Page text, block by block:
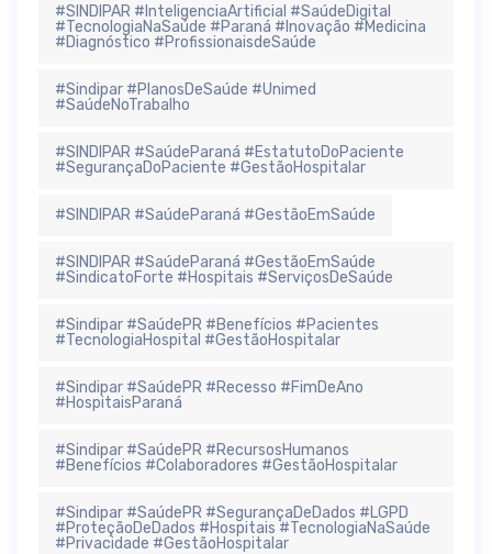
#SINDIPAR #InteligenciaArtificial #SaúdeDigital
#TecnologiaNaSaúde #Paraná #Inovação #Medicina
#Diagnóstico #ProfissionaisdeSaúde
#Sindipar #PlanosDeSaúde #Unimed
#SaúdeNoTrabalho
#SINDIPAR #SaúdeParaná #EstatutoDoPaciente
#SegurançaDoPaciente #GestãoHospitalar
#SINDIPAR #SaúdeParaná #GestãoEmSaúde
#SINDIPAR #SaúdeParaná #GestãoEmSaúde
#SindicatoForte #Hospitais #ServiçosDeSaúde
#Sindipar #SaúdePR #Benefícios #Pacientes
#TecnologiaHospital #GestãoHospitalar
#Sindipar #SaúdePR #Recesso #FimDeAno
#HospitaisParaná
#Sindipar #SaúdePR #RecursosHumanos
#Benefícios #Colaboradores #GestãoHospitalar
#Sindipar #SaúdePR #SegurançaDeDados #LGPD
#ProteçãoDeDados #Hospitais #TecnologiaNaSaúde
#Privacidade #GestãoHospitalar